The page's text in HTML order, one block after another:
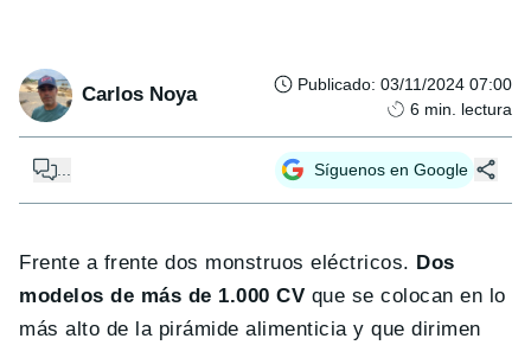
Carlos Noya Publicado: 03/11/2024 07:00
6 min. lectura
Síguenos en Google
Frente a frente dos monstruos eléctricos. Dos
modelos de más de 1.000 CV que se colocan en lo
más alto de la pirámide alimenticia y que dirimen